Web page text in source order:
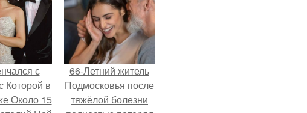
с
Которой в
Около 15
66-Летний житель
Подмосковья после
тяжёлой болезни